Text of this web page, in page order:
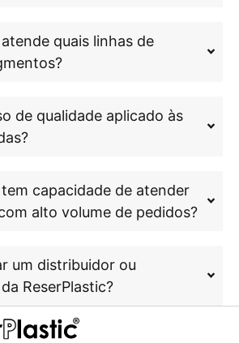
quais linhas de
de qualidade aplicado às
capacidade de atender
alto volume de pedidos?
um distribuidor ou
ReserPlastic?